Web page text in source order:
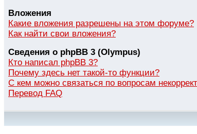
Вложения
Какие вложения разрешены на этом форуме?
Как найти свои вложения?
Сведения о phpBB 3 (Olympus)
Кто написал phpBB 3?
Почему здесь нет такой-то функции?
С кем можно связаться по вопросам
Перевод FAQ